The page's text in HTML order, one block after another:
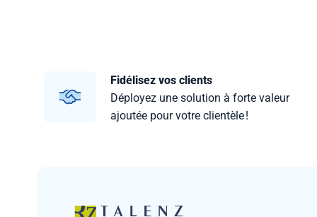
Fidélisez vos clients
Déployez une solution à forte valeur
ajoutée pour votre clientèle !